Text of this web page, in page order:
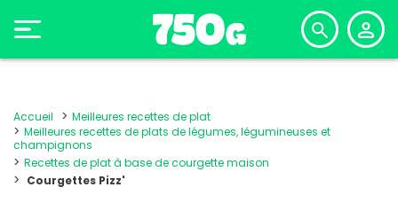
Accueil
Meilleures recettes de plat
Meilleures recettes de plats de légumes, légumineuses et
champignons
Recettes de plat à base de courgette maison
Courgettes Pizz'